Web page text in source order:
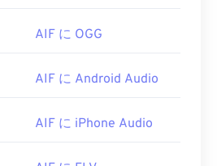
AIF に OGG
AIF に Android Audio
AIF に iPhone Audio